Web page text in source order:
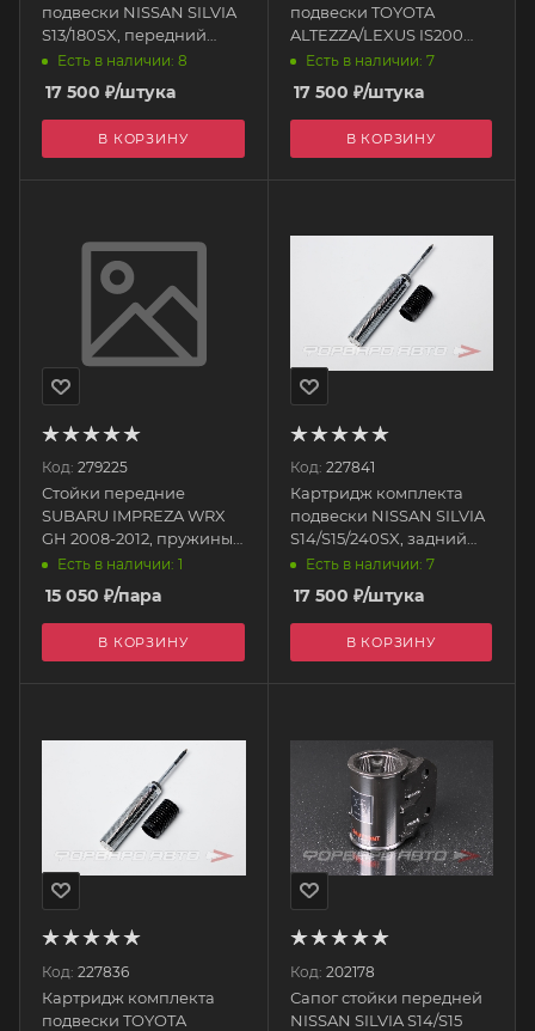
подвески NISSAN SILVIA
S13/180SX, передний
SN1005F_cartridge
SILVER'S (SILVERS)
Есть в наличии: 8
17 500 ₽/штука
В КОРЗИНУ
подвески TOYOTA
ALTEZZA/LEXUS IS200
SXE10, задний
SL2002R_cardridge
SILVER'S (SILVERS)
Есть в наличии: 7
17 500 ₽/штука
В КОРЗИНУ
Код: 279225
Стойки передние
SUBARU IMPREZA WRX
GH 2008-2012, пружины
F: 8kg, CN-583Front
Есть в наличии: 1
15 050 ₽/пара
В КОРЗИНУ
Код: 227841
Картридж комплекта
подвески NISSAN SILVIA
S14/S15/240SX, задний
SN1006R_cartridge
SILVER'S (SILVERS)
Есть в наличии: 7
17 500 ₽/штука
В КОРЗИНУ
Код: 227836
Картридж комплекта
подвески TOYOTA
Код: 202178
Сапог стойки передней
NISSAN SILVIA S14/S15